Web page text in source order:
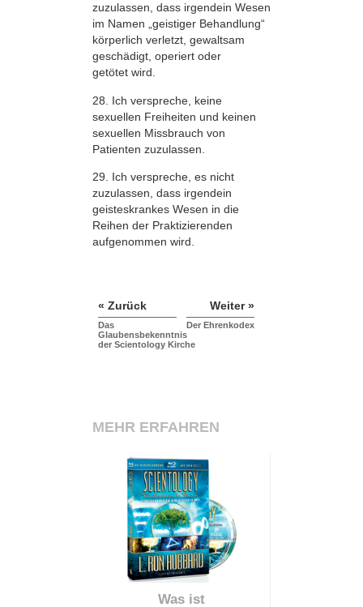
zuzulassen, dass irgendein Wesen
im Namen „geistiger Behandlung“
körperlich verletzt, gewaltsam
geschädigt, operiert oder
getötet wird.
28. Ich verspreche, keine
sexuellen Freiheiten und keinen
sexuellen Missbrauch von
Patienten zuzulassen.
29. Ich verspreche, es nicht
zuzulassen, dass irgendein
geisteskrankes Wesen in die
Reihen der Praktizierenden
aufgenommen wird.
« Zurück
Das
Glaubensbekenntnis
der Scientology Kirche
Weiter »
Der Ehrenkodex
MEHR ERFAHREN
Was ist